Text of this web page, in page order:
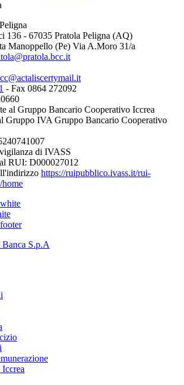
136 - 67035 Pratola Peligna (AQ)
Manoppello (Pe) Via A.Moro 31/a
- Fax 0864 272092
al Gruppo Bancario Cooperativo Iccrea
Gruppo IVA Gruppo Bancario Cooperativo
di IVASS
RUI: D000027012
https://ruipubblico.ivass.it/rui-
S.p.A